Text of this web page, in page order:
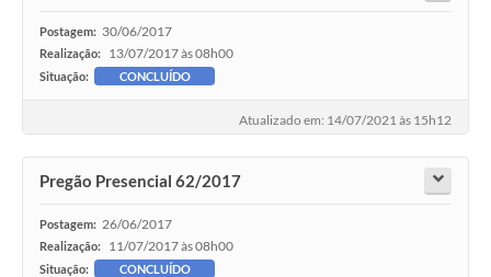
Postagem: 30/06/2017
Realização: 13/07/2017 às 08h00
Situação: CONCLUÍDO
Atualizado em: 14/07/2021 às 15h12
Pregão Presencial 62/2017
Postagem: 26/06/2017
Realização: 11/07/2017 às 08h00
Situação: CONCLUÍDO